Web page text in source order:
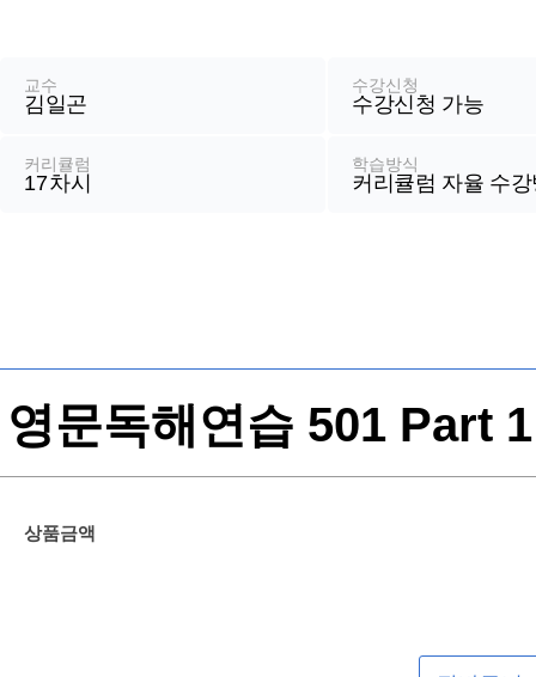
교수
김일곤
수강신청
수강신청 가능
커리큘럼
17차시
학습방식
커리큘럼 자율 수
영문독해연습 501 Part 1
상품금액